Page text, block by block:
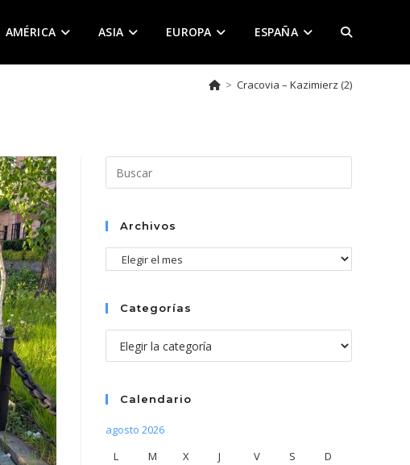
AMÉRICA ASIA EUROPA ESPAÑA ALTERNAR
DE
> Cracovia – Kazimierz (2)
Escape
el
Archivos
Archivos
Categorías
Categorías
Calendario
agosto 2026
L
M X J V S D